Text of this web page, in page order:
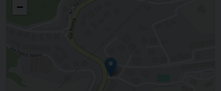
−